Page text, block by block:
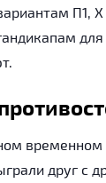
П1,
друг с